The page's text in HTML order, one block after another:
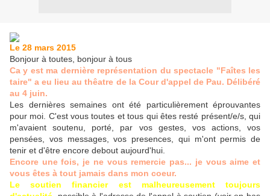
Le 28 mars 2015
Bonjour à toutes, bonjour à tous
Ca y est ma dernière représentation du spectacle "Faîtes les
taire" a eu lieu au thêatre de la Cour d'appel de Pau. Délibéré
au 4 juin.
Les dernières semaines ont été particulièrement éprouvantes
pour moi. C'est vous toutes et tous qui êtes resté présent/e/s, qui
m'avaient soutenu, porté, par vos gestes, vos actions, vos
pensées, vos messages, vos presences, qui m'ont permis de
tenir et d'être encore debout aujourd'hui.
Encore une fois, je ne vous remercie pas... je vous aime et
vous êtes à tout jamais dans mon coeur.
Le soutien financier est malheureusement toujours